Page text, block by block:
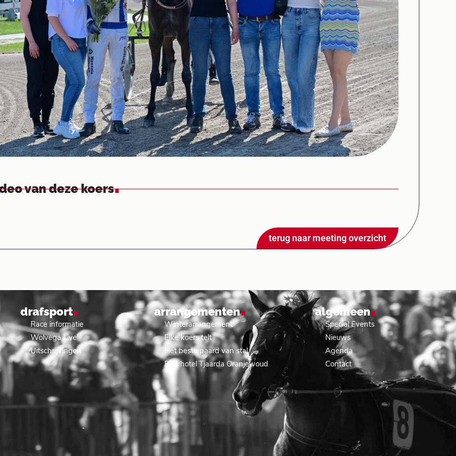
van deze koers.
terug naar meeting overzicht
drafsport.
Race informatie
Wolvega Live!
Uitschrijvingen
arrangementen.
Winterarrangement
Elke koers telt
Het beste paard van stal
Parkhotel Tjaarda Oranjewoud
algemeen.
Special Events
Nieuws
Agenda
Contact